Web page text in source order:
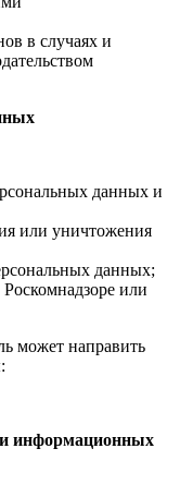
в случаях и
данных и
или уничтожения
данных;
или
может направить
и информационных